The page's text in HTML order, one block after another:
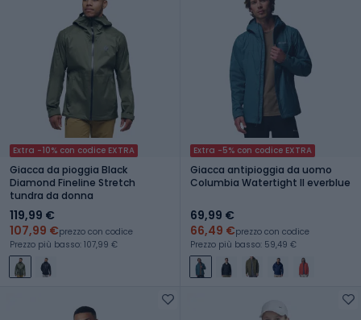
Extra -10% con codice EXTRA
Giacca da pioggia Black
Diamond Fineline Stretch
tundra da donna
119,99 €
107,99 €prezzo con codice
Prezzo più basso: 107,99 €
Extra -5% con codice EXTRA
Giacca antipioggia da uomo
Columbia Watertight II everblue
69,99 €
66,49 €prezzo con codice
Prezzo più basso: 59,49 €